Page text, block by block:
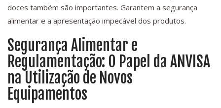
doces também são importantes. Garantem a segurança
alimentar e a apresentação impecável dos produtos.
Segurança Alimentar e
Regulamentação: O Papel da ANVISA
na Utilização de Novos
Equipamentos